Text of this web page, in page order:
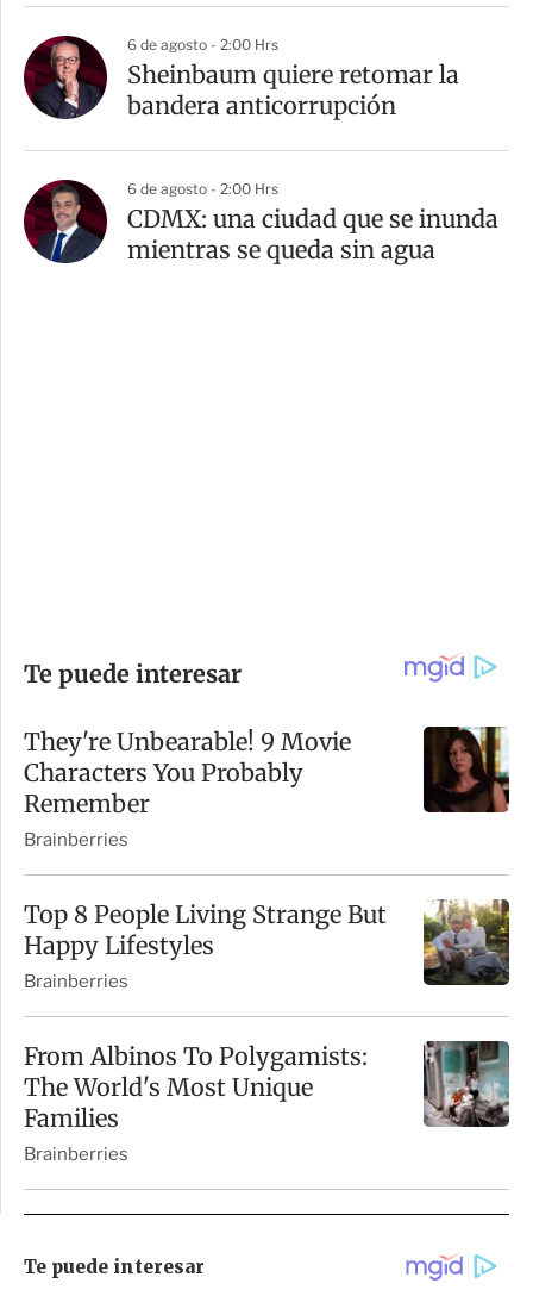
6 de agosto - 2:00 Hrs
Sheinbaum quiere retomar la
bandera anticorrupción
6 de agosto - 2:00 Hrs
CDMX: una ciudad que se inunda
mientras se queda sin agua